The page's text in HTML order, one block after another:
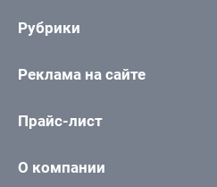
Рубрики
Реклама на сайте
Прайс-лист
О компании